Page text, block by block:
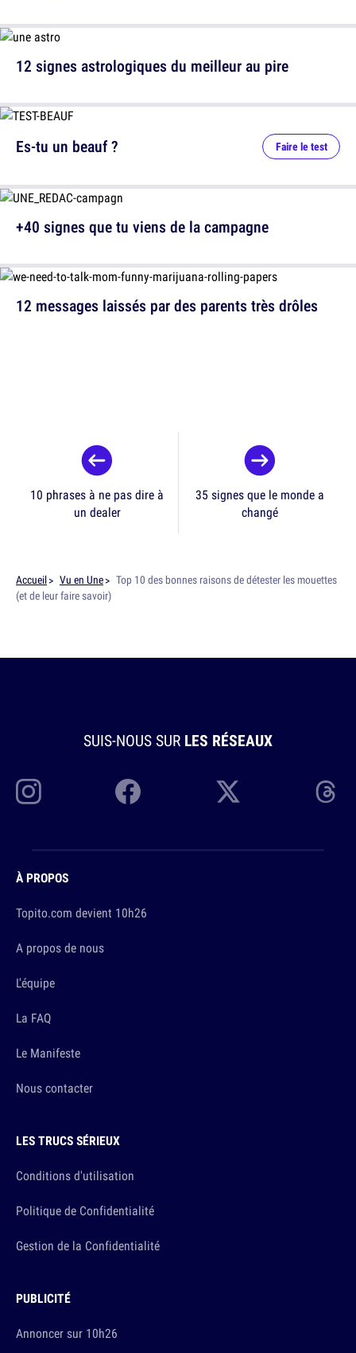
12 signes astrologiques du meilleur au pire
12 messages laissés par des parents très drôles
Es-tu un beauf ? Faire le test
+40 signes que tu viens de la campagne
10 phrases à ne pas dire à
un dealer
35 signes que le monde a
changé
Accueil Vu en Une
Top 10 des bonnes raisons de détester les mouettes
(et de leur faire savoir)
SUIS-NOUS SUR LES RÉSEAUX
À PROPOS
Topito.com devient 10h26
A propos de nous
L'équipe
La FAQ
Le Manifeste
Nous contacter
LES TRUCS SÉRIEUX
Conditions d'utilisation
Politique de Confidentialité
Gestion de la Confidentialité
PUBLICITÉ
Annoncer sur 10h26